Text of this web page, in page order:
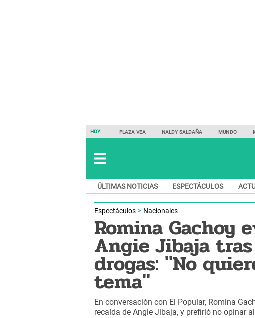
HOY: PLAZA VEA NALDY SALDAÑA MUNDO
ÚLTIMAS NOTICIAS ESPECTÁCULOS
Espectáculos Nacionales
Romina Gachoy
Angie Jibaja
drogas: "No
tema"
En conversación con El Popular, Romina
recaída de Angie Jibaja, y prefirió no opinar